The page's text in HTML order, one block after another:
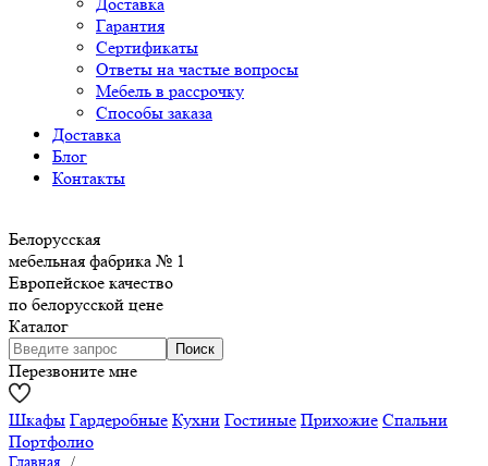
Гарантия
Сертификаты
Ответы на частые вопросы
Мебель в рассрочку
Способы заказа
Доставка
Блог
Контакты
Белорусская
мебельная фабрика № 1
Европейское качество
по белорусской цене
Каталог
Перезвоните мне
Шкафы Гардеробные Кухни Гостиные Прихожие Спальни
Портфолио
Главная /